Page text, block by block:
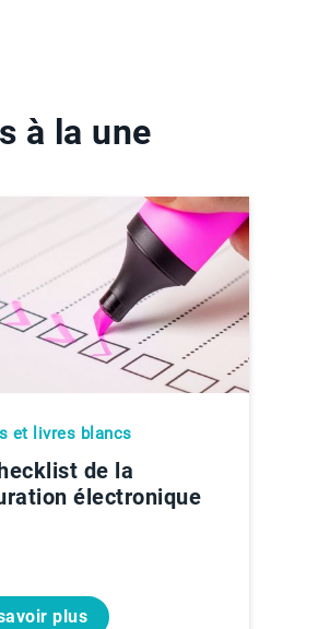
à la une
et livres blancs
de la
électronique
plus